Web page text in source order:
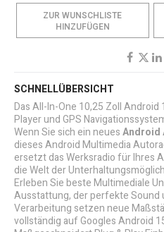
ZUR WUNSCHLISTE
HINZUFÜGEN
SCHNELLÜBERSICHT
Das All-In-One 10,25 Zoll
Player und GPS
Wenn Sie sich ein neuesAndroid
dieses Android Multimedia
ersetzt das Werksradio für Ihres
die Welt der
Erleben Sie beste Multimediale
Ausstattung, der perfekte Sound
Verarbeitung setzen neue
vollständig auf Googles Android